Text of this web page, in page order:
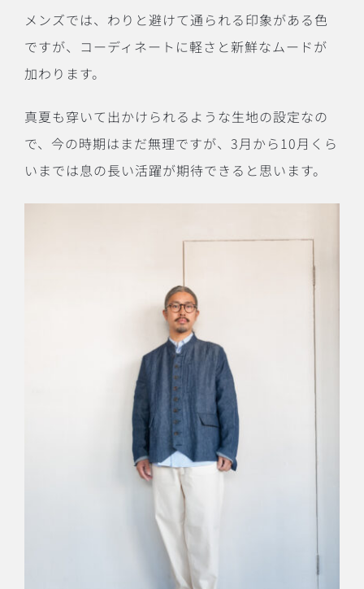
メンズでは、わりと避けて通られる印象がある色
ですが、コーディネートに軽さと新鮮なムードが
加わります。
真夏も穿いて出かけられるような生地の設定なの
で、今の時期はまだ無理ですが、3月から10月くら
いまでは息の長い活躍が期待できると思います。